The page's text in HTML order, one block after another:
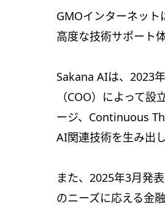
GMOインターネッ
高度な技術サポート
Sakana AIは、2023
（COO）によって
ージ、Continuous
AI関連技術を生み出
また、2025年3月発
のニーズに応える金